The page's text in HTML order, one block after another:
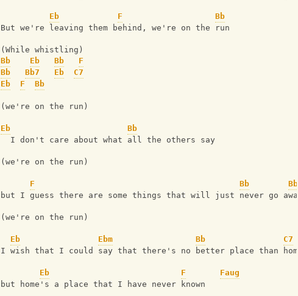
Eb F
Bb
But we're leaving them behind, we're on the run
(While whistling)
Bb
Eb Bb
F
Bb
Bb7 Eb
C7
Eb
F Bb
(we're on the run)
Eb
Bb
  I don't care about what all the others say
(we're on the run)
F Bb
Bb7
but I guess there are some things that will just never go away
(we're on the run)
Eb Ebm Bb
C7
I wish that I could say that there's no better place than home
Eb F
Faug
but home's a place that I have never known